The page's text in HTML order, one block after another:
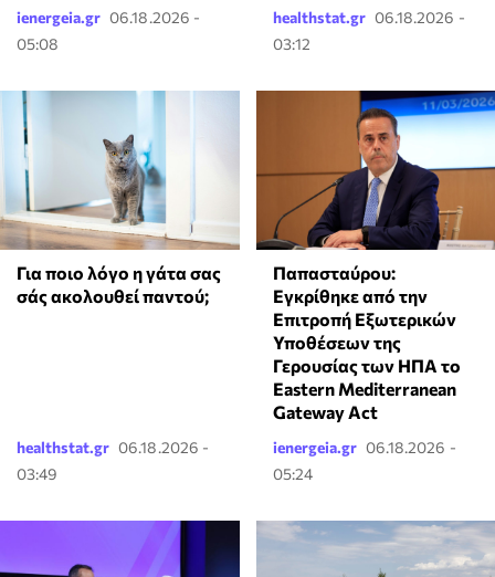
ienergeia.gr 06.18.2026 -
05:08
healthstat.gr 06.18.2026 -
03:12
Για ποιο λόγο η γάτα σας
σάς ακολουθεί παντού;
healthstat.gr 06.18.2026 -
03:49
Παπασταύρου:
Εγκρίθηκε από την
Επιτροπή Εξωτερικών
Υποθέσεων της
Γερουσίας των ΗΠΑ το
Eastern Mediterranean
Gateway Act
ienergeia.gr 06.18.2026 -
05:24